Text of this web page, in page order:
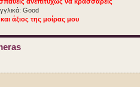
Good
άξιος της μοίρας μου